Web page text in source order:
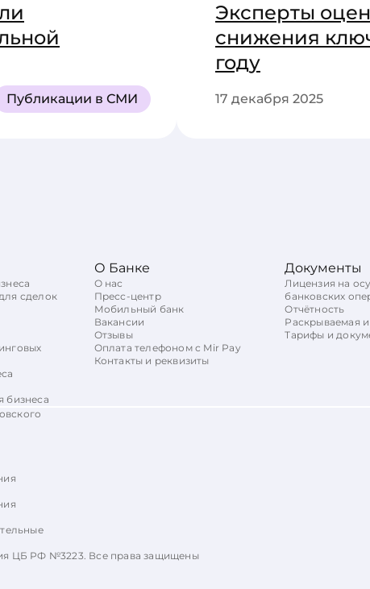
Публикации в СМИ
Эксперты
снижения
году
17 декабря 2025
сделок
бизнеса
О Банке
О нас
Пресс-центр
Мобильный банк
Вакансии
Отзывы
Оплата телефоном с Mir Pay
Контакты и реквизиты
Документы
Лицензия на
банковских
Отчётность
Раскрываемая
Тарифы и
ЦБ РФ №3223. Все права защищены